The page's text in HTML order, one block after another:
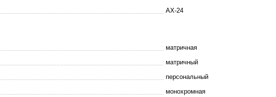
AX-24
матричная
матричный
персональный
монохромная